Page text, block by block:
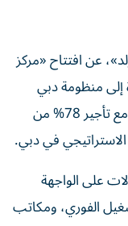
عن افتتاح «مركز
الممتازة إلى منظومة دبي
البحرية والتجارية المتطورة، ويقع البرج الجديد في المنطقة التجارية في مدينة دبي الملاحية، وتم إنجازه خلال 20 شهراً، مع تأجير 78% من
في دبي.
40 و980 متراً مربعاً، تتمتع بإطلالات على الواجهة
الفوري، ومكاتب